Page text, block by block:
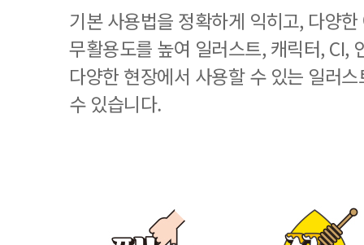
기본 사용법을 정확하게 익히고, 다양
무활용도를 높여 일러스트, 캐릭터, CI,
다양한 현장에서 사용할 수 있는 일러
수 있습니다.